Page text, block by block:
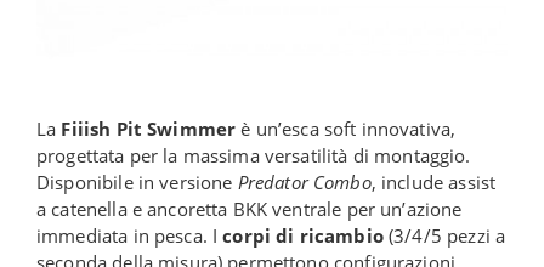
La Fiiish Pit Swimmer è un’esca soft innovativa,
progettata per la massima versatilità di montaggio.
Disponibile in versione Predator Combo, include assist
a catenella e ancoretta BKK ventrale per un’azione
immediata in pesca. Icorpi di ricambio(3/4/5 pezzi a
seconda della misura) permettono configurazioni